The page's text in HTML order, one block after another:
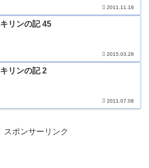
2011.11.18
キリンの記 45
2015.03.28
キリンの記 2
2011.07.08
スポンサーリンク